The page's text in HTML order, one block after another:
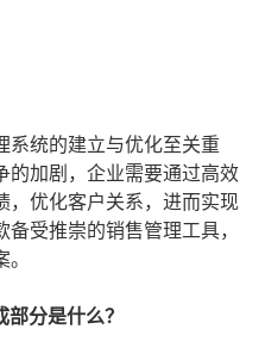
系统的建立与优化至关重
的加剧，企业需要通过高效
，优化客户关系，进而实现
受推崇的销售管理工具，
分是什么？